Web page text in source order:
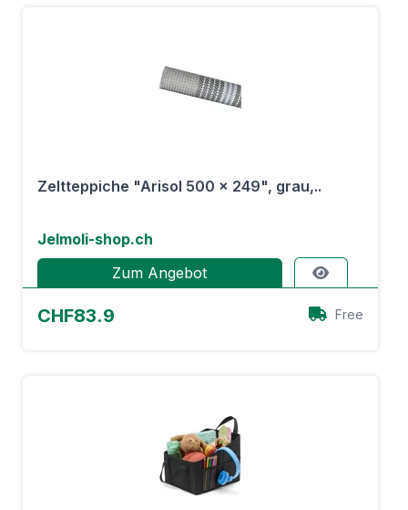
Zeltteppiche "Arisol 500 x 249", grau,..
Jelmoli-shop.ch
Zum Angebot
CHF83.9 Free